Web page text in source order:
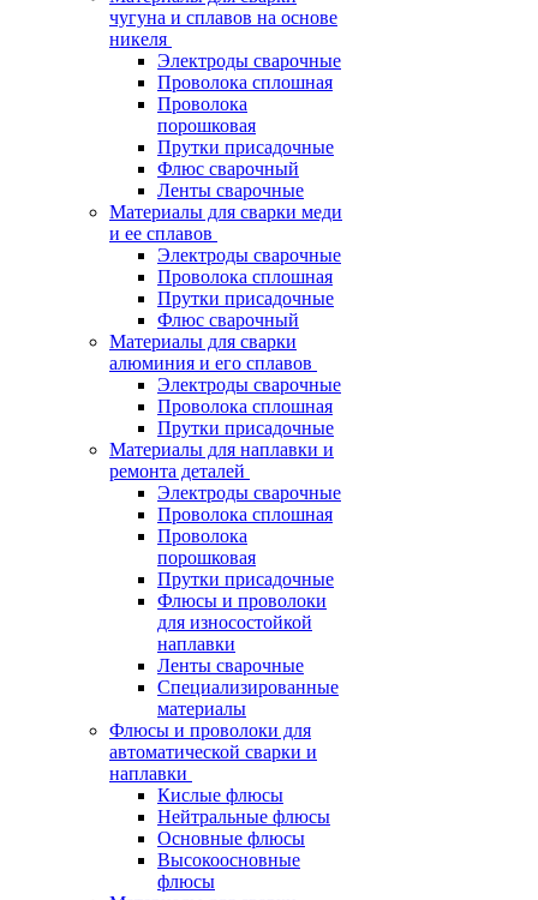
чугуна и сплавов на основе
никеля
Электроды сварочные
Проволока сплошная
Проволока
порошковая
Прутки присадочные
Флюс сварочный
Ленты сварочные
Материалы для сварки меди
и ее сплавов
Электроды сварочные
Проволока сплошная
Прутки присадочные
Флюс сварочный
Материалы для сварки
алюминия и его сплавов
Электроды сварочные
Проволока сплошная
Прутки присадочные
Материалы для наплавки и
ремонта деталей
Электроды сварочные
Проволока сплошная
Проволока
порошковая
Прутки присадочные
Флюсы и проволоки
для износостойкой
наплавки
Ленты сварочные
Специализированные
материалы
Флюсы и проволоки для
автоматической сварки и
наплавки
Кислые флюсы
Нейтральные флюсы
Основные флюсы
Высокоосновные
флюсы